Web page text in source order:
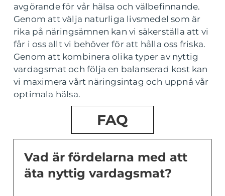
avgörande för vår hälsa och välbefinnande.
Genom att välja naturliga livsmedel som är
rika på näringsämnen kan vi säkerställa att vi
får i oss allt vi behöver för att hålla oss friska.
Genom att kombinera olika typer av nyttig
vardagsmat och följa en balanserad kost kan
vi maximera vårt näringsintag och uppnå vår
optimala hälsa.
FAQ
Vad är fördelarna med att
äta nyttig vardagsmat?